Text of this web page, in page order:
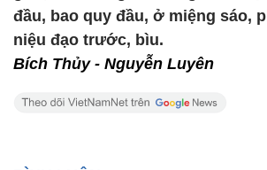
đầu, bao quy đầu, ở miệng sáo,
niệu đạo trước, bìu.
Bích Thủy - Nguyễn Luyên